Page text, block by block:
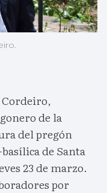
de la
del pregón
de Santa
23 de marzo.
por